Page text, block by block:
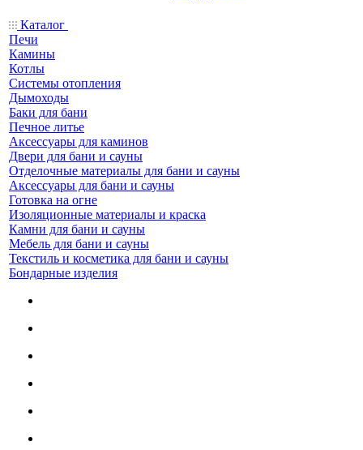
Каталог
Печи
Камины
Котлы
Системы отопления
Дымоходы
Баки для бани
Печное литье
Аксессуары для каминов
Двери для бани и сауны
Отделочные материалы для бани и сауны
Аксессуары для бани и сауны
Готовка на огне
Изоляционные материалы и краска
Камни для бани и сауны
Мебель для бани и сауны
Текстиль и косметика для бани и сауны
Бондарные изделия